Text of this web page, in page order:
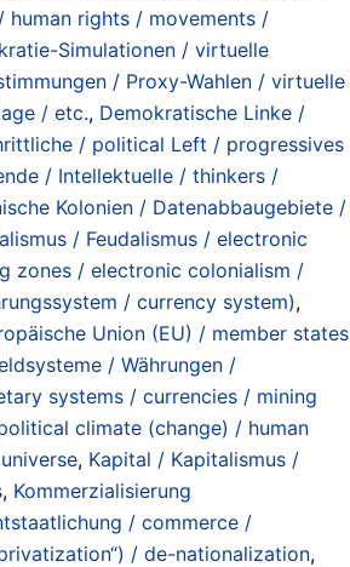
rights / movements /
Simulationen / virtuelle
/ Proxy-Wahlen / virtuelle
/ etc., Demokratische Linke /
/ political Left / progressives
/ Intellektuelle / thinkers /
Kolonien / Datenabbaugebiete /
/ Feudalismus / electronic
zones / electronic colonialism /
/ currency system),
Union (EU) / member states
/ Währungen /
systems / currencies / mining
climate (change) / human
, Kapital / Kapitalismus /
, Kommerzialisierung
/ commerce /
/ de-nationalization,